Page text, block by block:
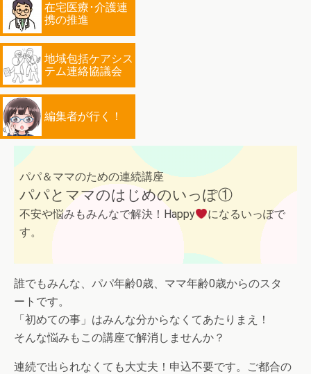
在宅医療･介護連
携の推進
地域包括ケアシス
テム連絡協議会
編集者が行く！
パパ＆ママのための連続講座
パパとママのはじめのいっぽ①
不安や悩みもみんなで解決！Happy
になるいっぽで
す。
誰でもみんな、パパ年齢0歳、ママ年齢0歳からのスタ
ートです。
「初めての事」はみんな分からなくてあたりまえ！
そんな悩みもこの講座で解消しませんか？
連続で出られなくても大丈夫！申込不要です。ご都合の